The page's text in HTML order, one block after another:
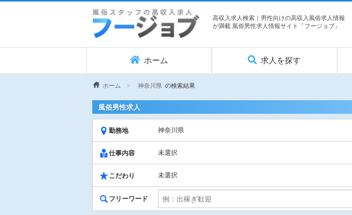
高収入求人検索｜男性向けの高収入風俗求人情報
が満載 風俗男性求人情報サイト「フージョブ」
ホーム 求人を探す
ホーム 神奈川県 の検索結果
風俗男性求人
勤務地 神奈川県
仕事内容 未選択
こだわり 未選択
フリーワード